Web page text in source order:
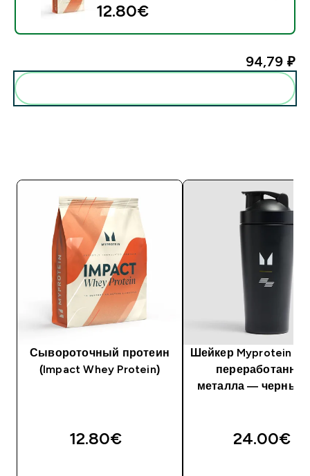
12.80€‎
94,79 ₽‎
Сывороточный протеин
(Impact Whey Protein)
12.80€‎
Шейкер Myprotein
металла — черный
24.00€‎